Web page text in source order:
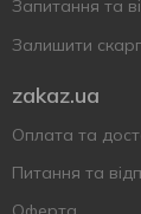
Запитання та
Залишити
zakaz.ua
Оплата та
Питання та